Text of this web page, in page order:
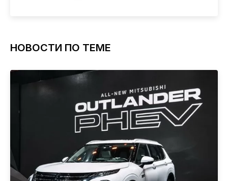
НОВОСТИ ПО ТЕМЕ